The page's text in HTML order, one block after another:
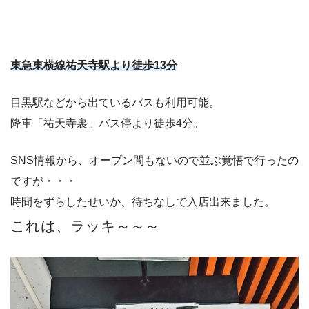
東急東横線祐天寺駅より徒歩13分
目黒駅などから出ているバスも利用可能。
降車「祐天寺裏」バス停より徒歩4分。
SNS情報から、オープン間もないので並ぶ覚悟で行ったの
ですが・・・
時間をずらしたせいか、待ちなしで入店出来ました。
これは、ラッキ～～～